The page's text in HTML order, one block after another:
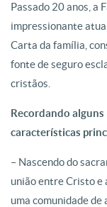
Passado 20 anos, a
impressionante
Carta da família,
fonte de seguro
cristãos.
Recordando
características
– Nascendo do
união entre Cristo e
uma comunidade de